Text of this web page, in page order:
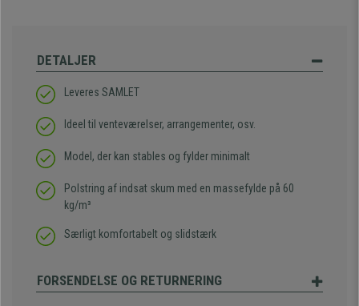
DETALJER
Leveres SAMLET
Ideel til venteværelser, arrangementer, osv.
Model, der kan stables og fylder minimalt
Polstring af indsat skum med en massefylde på 60
kg/m³
Særligt komfortabelt og slidstærk
FORSENDELSE OG RETURNERING